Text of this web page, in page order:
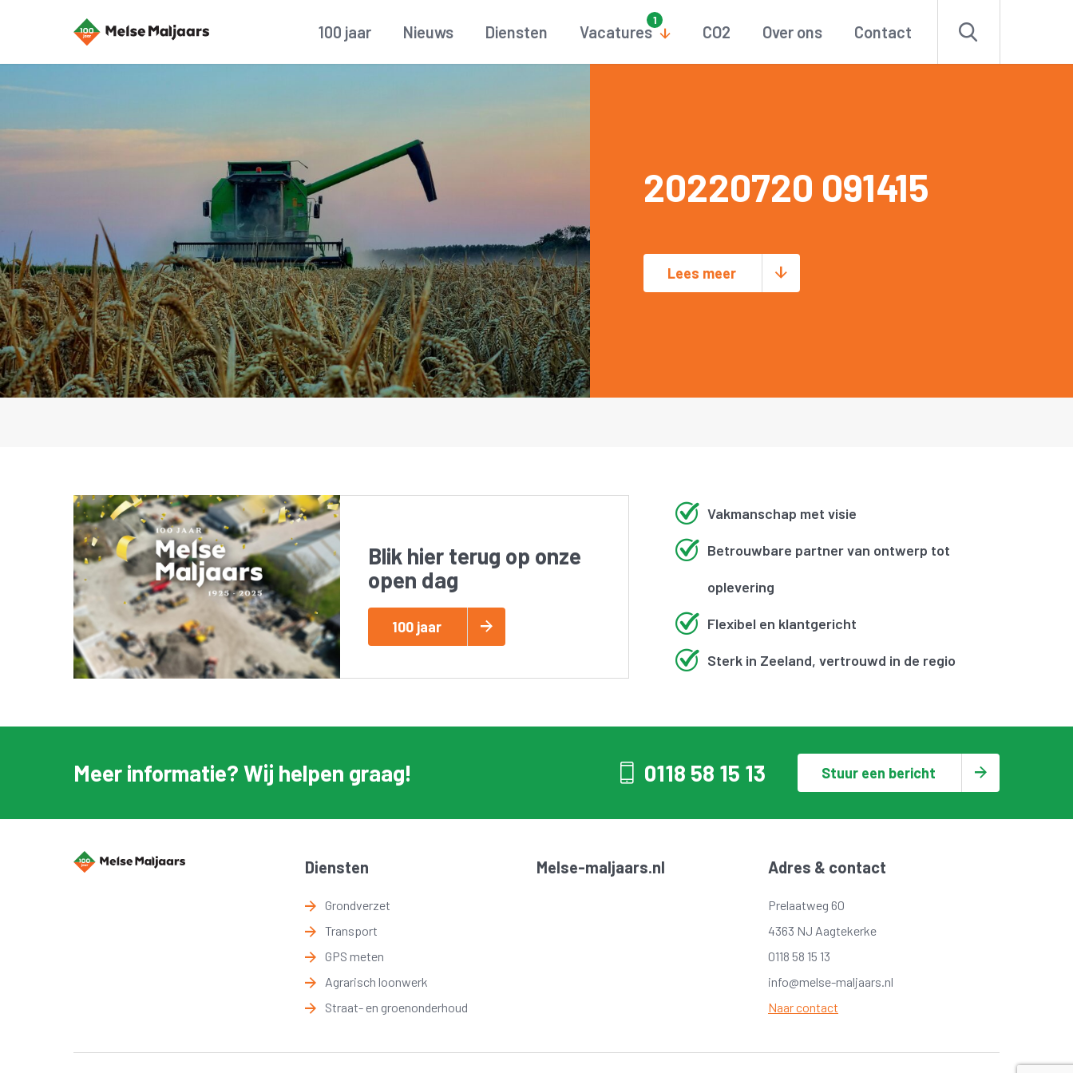
100 jaar Nieuws Diensten Vacatures CO2 Over ons Contact
20220720 091415
Lees meer
Blik hier terug op onze
open dag
100 jaar
Vakmanschap met visie
Betrouwbare partner van ontwerp tot
oplevering
Flexibel en klantgericht
Sterk in Zeeland, vertrouwd in de regio
Meer informatie? Wij helpen graag! 0118 58 15 13 Stuur een bericht
Diensten
Grondverzet
Transport
GPS meten
Agrarisch loonwerk
Straat- en groenonderhoud
Melse-maljaars.nl Adres & contact
Prelaatweg 60
4363 NJ Aagtekerke
0118 58 15 13
info@melse-maljaars.nl
Naar contact